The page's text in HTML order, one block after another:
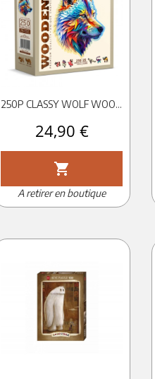
250P CLASSY WOLF WOODEN PUZZLE EN BOIS
Prix
24,90 €
shopping_cart
A retirer en boutique